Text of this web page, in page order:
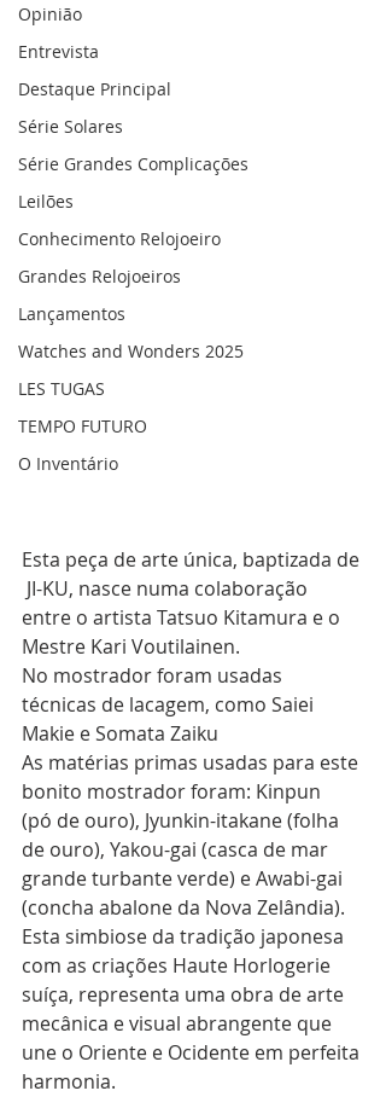
Opinião
Entrevista
Destaque Principal
Série Solares
Série Grandes Complicações
Leilões
Conhecimento Relojoeiro
Grandes Relojoeiros
Lançamentos
Watches and Wonders 2025
LES TUGAS
TEMPO FUTURO
O Inventário
Esta peça de arte única, baptizada de
JI-KU, nasce numa colaboração
entre o artista Tatsuo Kitamura e o
Mestre Kari Voutilainen.
No mostrador foram usadas
técnicas de lacagem, como Saiei
Makie e Somata Zaiku
As matérias primas usadas para este
bonito mostrador foram: Kinpun
(pó de ouro), Jyunkin-itakane (folha
de ouro), Yakou-gai (casca de mar
grande turbante verde) e Awabi-gai
(concha abalone da Nova Zelândia).
Esta simbiose da tradição japonesa
com as criações Haute Horlogerie
suíça, representa uma obra de arte
mecânica e visual abrangente que
une o Oriente e Ocidente em perfeita
harmonia.